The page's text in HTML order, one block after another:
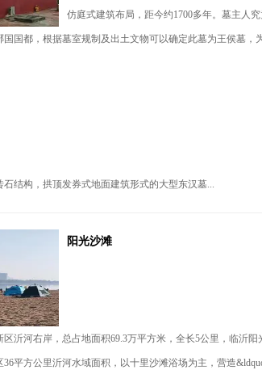
仿庭式建筑布局，距今约1700多年。墓主人
国都，根据墓室规制及出土文物可以确定此墓为王侯墓，
结构，拱顶发券式地面建筑形式的大型东汉墓...
阳光沙滩
区沂河右岸，总占地面积69.3万平方米，全长5公里，临沂
平方公里沂河水域面积，以十里沙滩浴场为主，营造